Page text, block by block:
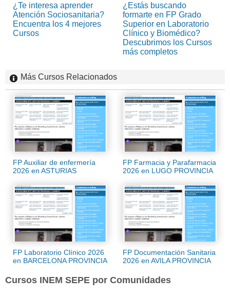
¿Te interesa aprender
Atención Sociosanitaria?
Encuentra los 4 mejores
Cursos
¿Estás buscando
formarte en FP Grado
Superior en Laboratorio
Clínico y Biomédico?
Descubrimos los Cursos
más completos
Más Cursos Relacionados
FP Auxiliar de enfermería
2026 en ASTURIAS
FP Farmacia y Parafarmacia
2026 en LUGO PROVINCIA
FP Laboratorio Clínico 2026
en BARCELONA PROVINCIA
FP Documentación Sanitaria
2026 en AVILA PROVINCIA
Cursos INEM SEPE por Comunidades